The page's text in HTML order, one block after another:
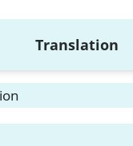
Translation